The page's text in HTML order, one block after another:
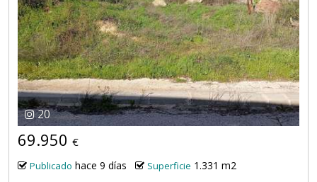
20
69.950 €
Publicado hace 9 días Superficie 1.331 m2